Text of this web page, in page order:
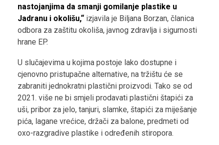
nastojanjima da smanji gomilanje plastike u
Jadranu i okolišu,“ izjavila je Biljana Borzan, članica
odbora za zaštitu okoliša, javnog zdravlja i sigurnosti
hrane EP.
U slučajevima u kojima postoje lako dostupne i
cjenovno pristupačne alternative, na tržištu će se
zabraniti jednokratni plastični proizvodi. Tako se od
2021. više ne bi smjeli prodavati plastični štapići za
uši, pribor za jelo, tanjuri, slamke, štapići za miješanje
pića, lagane vrećice, držači za balone, predmeti od
oxo-razgradive plastike i određenih stiropora.